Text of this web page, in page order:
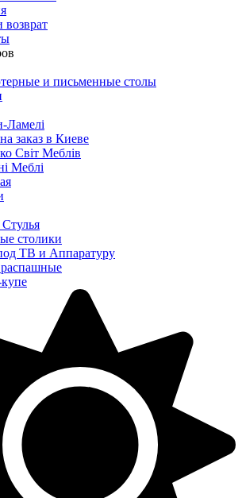
и письменные столы
Ламелі
заказ в Киеве
Світ Меблів
Меблі
столики
ТВ и Аппаратуру